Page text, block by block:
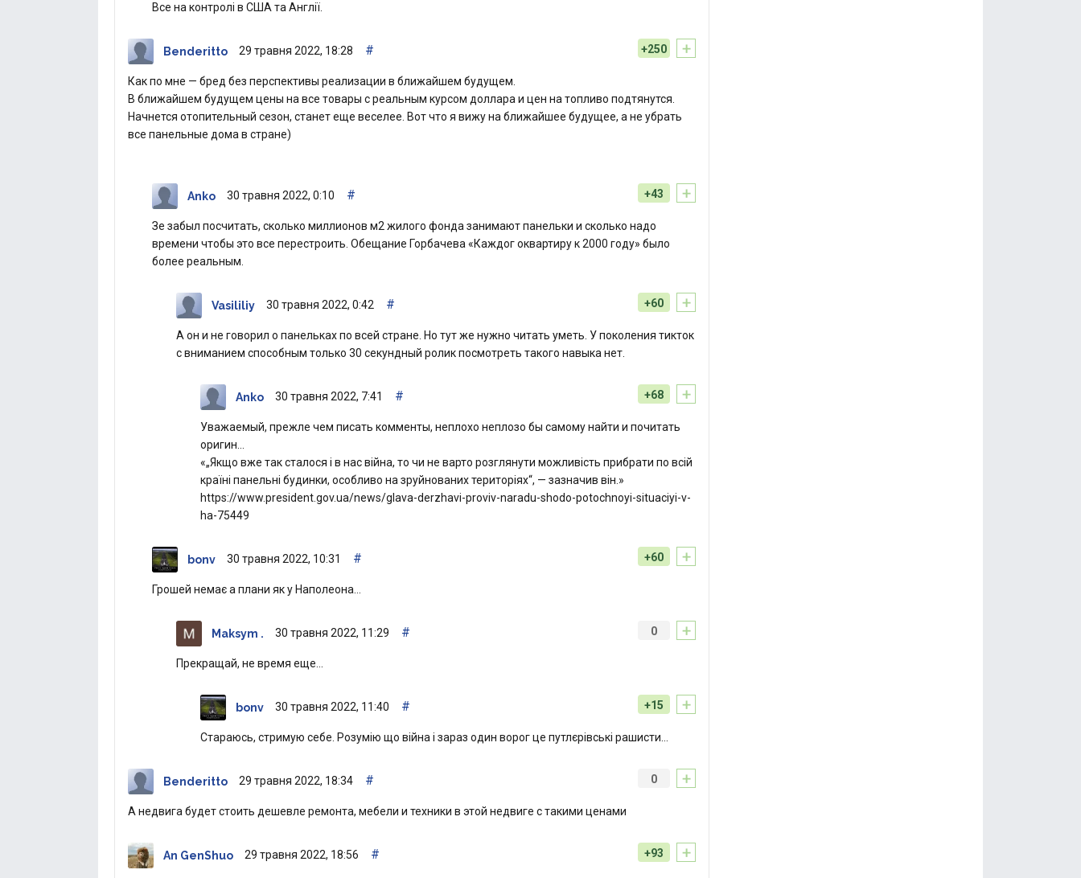
Все на контролі в США та Англії.
+
+250
Benderitto 29 травня 2022, 18:28 #
Как по мне — бред без перспективы реализации в ближайшем будущем.
В ближайшем будущем цены на все товары с реальным курсом доллара и цен на топливо подтянутся.
Начнется отопительный сезон, станет еще веселее. Вот что я вижу на ближайшее будущее, а не убрать
все панельные дома в стране)
+
+43
Anko 30 травня 2022, 0:10 #
Зе забыл посчитать, сколько миллионов м2 жилого фонда занимают панельки и сколько надо
времени чтобы это все перестроить. Обещание Горбачева «Каждог оквартиру к 2000 году» было
более реальным.
+
+60
Vasililiy 30 травня 2022, 0:42 #
А он и не говорил о панельках по всей стране. Но тут же нужно читать уметь. У поколения тикток
с вниманием способным только 30 секундный ролик посмотреть такого навыка нет.
+
+68
Anko 30 травня 2022, 7:41 #
Уважаемый, прежле чем писать комменты, неплохо неплозо бы самому найти и почитать
оригин…
«„Якщо вже так сталося і в нас війна, то чи не варто розглянути можливість прибрати по всій
країні панельні будинки, особливо на зруйнованих територіях“, — зазначив він.»
https://www.president.gov.ua/news/glava-derzhavi-proviv-naradu-shodo-potochnoyi-situaciyi-v-
ha-75449
+
+60
bonv 30 травня 2022, 10:31 #
Грошей немає а плани як у Наполеона…
+
0
Maksym . 30 травня 2022, 11:29 #
Прекращай, не время еще…
+
+15
bonv 30 травня 2022, 11:40 #
Стараюсь, стримую себе. Розумію що війна і зараз один ворог це путлєрівські рашисти…
+
0
Benderitto 29 травня 2022, 18:34 #
А недвига будет стоить дешевле ремонта, мебели и техники в этой недвиге с такими ценами
+
+93
An GenShuo 29 травня 2022, 18:56 #